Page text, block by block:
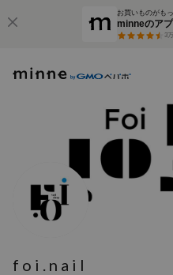
お買いものがも
minneのア
3
foi.nail